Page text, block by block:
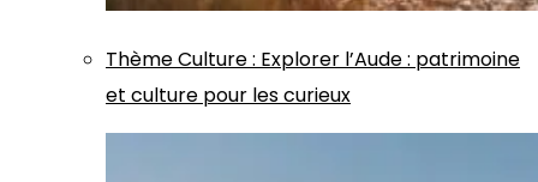
ThèmeCulture: Explorer l’Aude : patrimoine
et culture pour les curieux